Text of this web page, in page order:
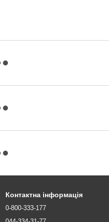
Контактна інформація
0-800-333-177